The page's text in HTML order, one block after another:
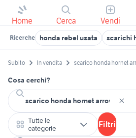
Home Cerca Vendi
Ricerche honda rebel usata scarichi
Subito In vendita scarico honda hornet
Cosa cerchi?
Tutte le
categorie
Filtri